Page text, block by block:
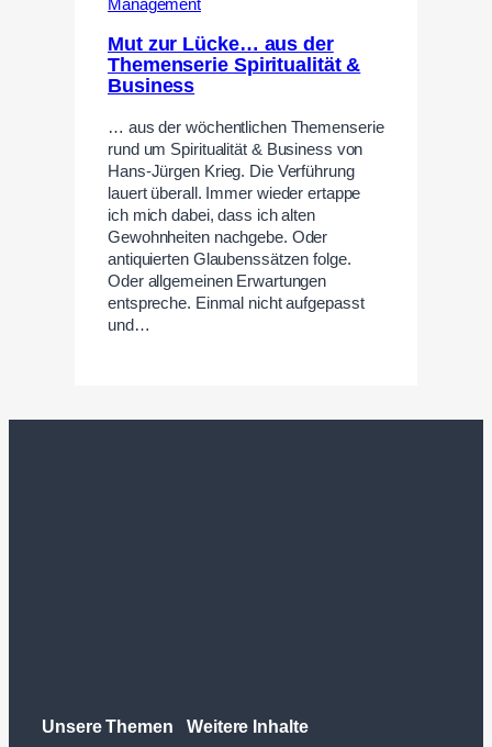
Management
Mut zur Lücke… aus der
Themenserie Spiritualität &
Business
… aus der wöchentlichen Themenserie
rund um Spiritualität & Business von
Hans-Jürgen Krieg. Die Verführung
lauert überall. Immer wieder ertappe
ich mich dabei, dass ich alten
Gewohnheiten nachgebe. Oder
antiquierten Glaubenssätzen folge.
Oder allgemeinen Erwartungen
entspreche. Einmal nicht aufgepasst
und…
Unsere Themen Weitere Inhalte